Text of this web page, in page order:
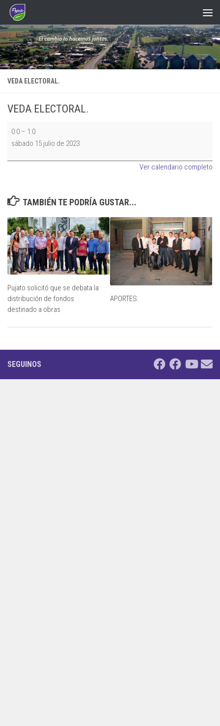
Saltar al contenido
VEDA ELECTORAL.
VEDA ELECTORAL.
VEDA
ELECTORAL.
0:0 – 1:0
sábado 15 julio de 2023
Ver calendario completo
TAMBIÉN TE PODRÍA GUSTAR...
Pujato solicitó que se debata la
distribución de fondos
destinado a obras
APORTES:
SEGUINOS